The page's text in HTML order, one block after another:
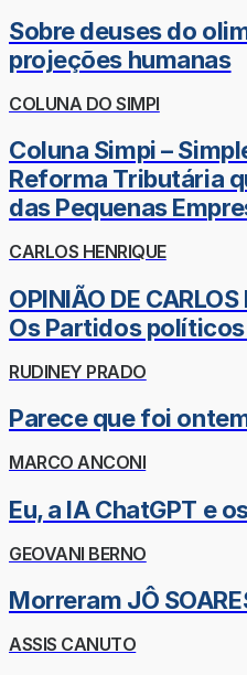
Sobre deuses do
projeções humanas
COLUNA DO SIMPI
Coluna Simpi –
Reforma Tributária
das Pequenas
CARLOS HENRIQUE
OPINIÃO DE
Os Partidos
RUDINEY PRADO
Parece que foi
MARCO ANCONI
Eu, a IA ChatGPT e
GEOVANI BERNO
Morreram JÔ
ASSIS CANUTO